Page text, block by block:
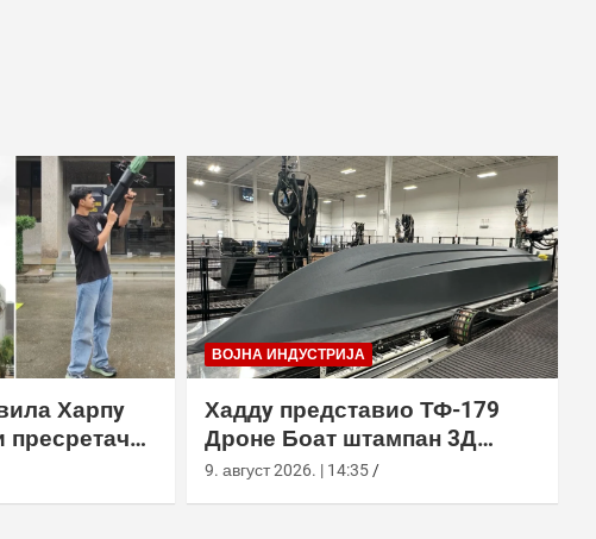
Харпy
пресретач
ВОЈНА ИНДУСТРИЈА
Хаддy представио ТФ-179
Дроне Боат штампан 3Д
технологијом
9. август 2026. | 14:35